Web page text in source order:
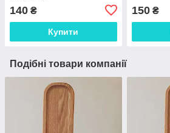
140 ₴
Купити
150₴
Подібні товари компанії